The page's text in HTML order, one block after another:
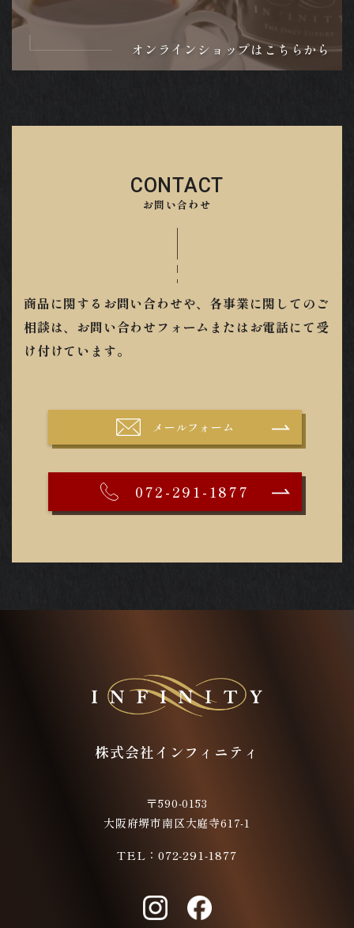
オンラインショップはこちらから
CONTACT
お問い合わせ
商品に関するお問い合わせや、各事業に関してのご
相談は、お問い合わせフォームまたはお電話にて受
け付けています。
メールフォーム
072-291-1877
株式会社インフィニティ
〒590-0153
大阪府堺市南区大庭寺617-1
TEL：072-291-1877